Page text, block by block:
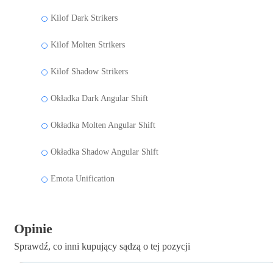
Kilof Dark Strikers
Kilof Molten Strikers
Kilof Shadow Strikers
Okładka Dark Angular Shift
Okładka Molten Angular Shift
Okładka Shadow Angular Shift
Emota Unification
Opinie
Sprawdź, co inni kupujący sądzą o tej pozycji